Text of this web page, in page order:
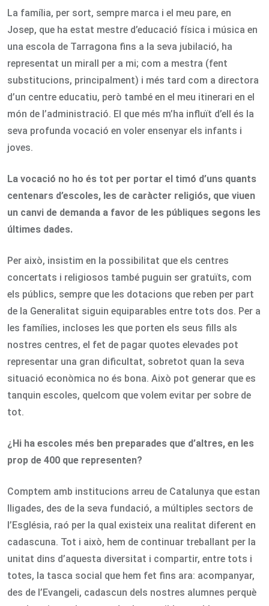
La família, per sort, sempre marca i el meu pare, en
Josep, que ha estat mestre d’educació física i música en
una escola de Tarragona fins a la seva jubilació, ha
representat un mirall per a mi; com a mestra (fent
substitucions, principalment) i més tard com a directora
d’un centre educatiu, però també en el meu itinerari en el
món de l’administració. El que més m’ha influït d’ell és la
seva profunda vocació en voler ensenyar els infants i
joves.
La vocació no ho és tot per portar el timó d’uns quants
centenars d’escoles, les de caràcter religiós, que viuen
un canvi de demanda a favor de les públiques segons les
últimes dades.
Per això, insistim en la possibilitat que els centres
concertats i religiosos també puguin ser gratuïts, com
els públics, sempre que les dotacions que reben per part
de la Generalitat siguin equiparables entre tots dos. Per a
les famílies, incloses les que porten els seus fills als
nostres centres, el fet de pagar quotes elevades pot
representar una gran dificultat, sobretot quan la seva
situació econòmica no és bona. Això pot generar que es
tanquin escoles, quelcom que volem evitar per sobre de
tot.
¿Hi ha escoles més ben preparades que d’altres, en les
prop de 400 que representen?
Comptem amb institucions arreu de Catalunya que estan
lligades, des de la seva fundació, a múltiples sectors de
l’Església, raó per la qual existeix una realitat diferent en
cadascuna. Tot i això, hem de continuar treballant per la
unitat dins d’aquesta diversitat i compartir, entre tots i
totes, la tasca social que hem fet fins ara: acompanyar,
des de l’Evangeli, cadascun dels nostres alumnes perquè